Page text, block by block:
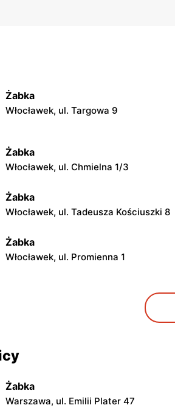
Żabka
Włocławek, ul. Targowa 9
Żabka
Włocławek, ul. Chmielna 1/3
Żabka
Włocławek, ul. Tadeusza Kościuszki 8
Żabka
Włocławek, ul. Promienna 1
Żabka
Żabka
Żabka
Warszawa, ul. Emilii Plater 47